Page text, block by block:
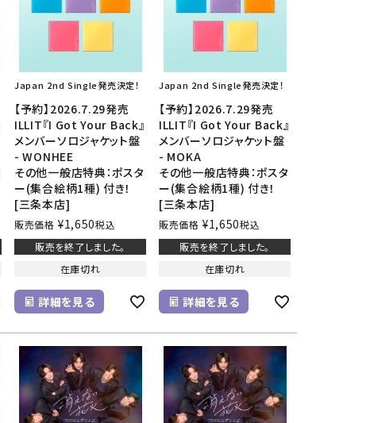
Japan 2nd Single発売決定！
【予約】2026.7.29発売
ILLIT『I Got Your Back』
メンバーソロジャケット盤
- WONHEE
その他一般店特典：ポスタ
ー(集合絵柄1種) 付き！
[三条本店]
販売価格 ¥1,650税込
販売を終了しました。
在庫切れ
詳細を見る
Japan 2nd Single発売決定！
【予約】2026.7.29発売
ILLIT『I Got Your Back』
メンバーソロジャケット盤
- MOKA
その他一般店特典：ポスタ
ー(集合絵柄1種) 付き！
[三条本店]
販売価格 ¥1,650税込
販売を終了しました。
在庫切れ
詳細を見る